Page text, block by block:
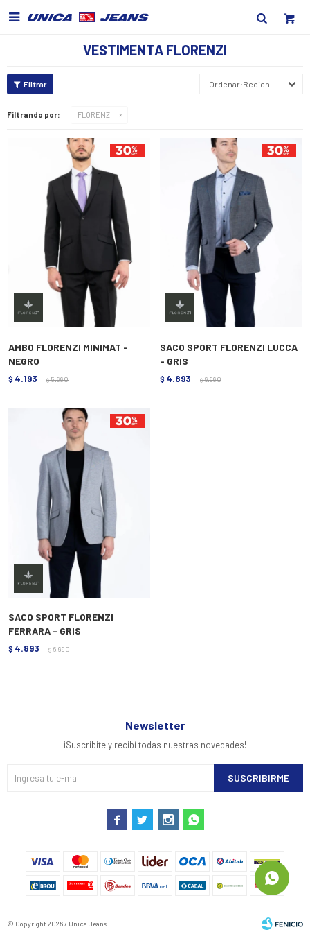

VESTIMENTA FLORENZI
Recientes
Filtrando por: FLORENZI
AMBO FLORENZI MINIMAT -
NEGRO
$ 4.193 $ 5.990
SACO SPORT FLORENZI LUCCA
- GRIS
$ 4.893 $ 6.990
SACO SPORT FLORENZI
FERRARA - GRIS
$ 4.893 $ 6.990
Newsletter
¡Suscribite y recibí todas nuestras novedades!
SUSCRIBIRME
   
© Copyright 2026 / Unica Jeans